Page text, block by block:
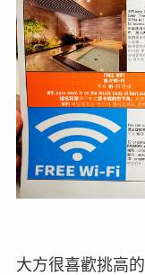
大方很喜歡挑高